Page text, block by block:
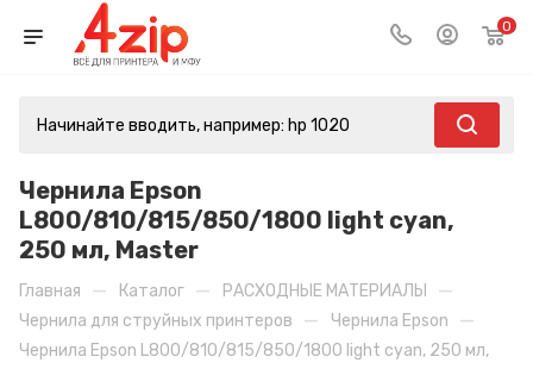
0
Чернила Epson
L800/810/815/850/1800 light cyan,
250 мл, Master
Главная — Каталог — РАСХОДНЫЕ МАТЕРИАЛЫ —
Чернила для струйных принтеров — Чернила Epson —
Чернила Epson L800/810/815/850/1800 light cyan, 250 мл,